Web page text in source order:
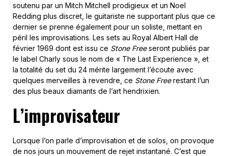
soutenu par un Mitch Mitchell prodigieux et un Noel
Redding plus discret, le guitariste ne supportant plus que ce
dernier se prenne également pour un soliste, mettant en
péril les improvisations. Les sets au Royal Albert Hall de
février 1969 dont est issu ce Stone Freeseront publiés par
le label Charly sous le nom de « The Last Experience », et
la totalité du set du 24 mérite largement l’écoute avec
quelques merveilles à revendre, ce Stone Freerestant l’un
des plus beaux diamants de l’art hendrixien.
L’improvisateur
Lorsque l’on parle d’improvisation et de solos, on provoque
de nos jours un mouvement de rejet instantané. C’est que